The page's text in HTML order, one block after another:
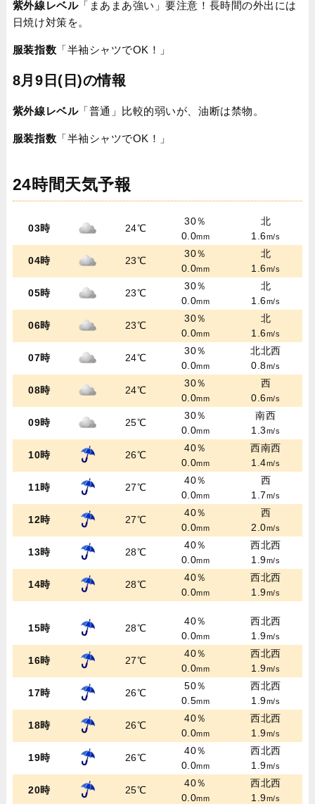
紫外線レベル「まあまあ強い」要注意！長時間の外出には
日焼け対策を。
服装指数 「半袖シャツでOK！」
8月9日(日)の情報
紫外線レベル「普通」比較的弱いが、油断は禁物。
服装指数 「半袖シャツでOK！」
24時間天気予報
03時 24℃
30％
0.0mm
北
1.6m/s
04時 23℃
30％
0.0mm
北
1.6m/s
05時 23℃
30％
0.0mm
北
1.6m/s
06時 23℃
30％
0.0mm
北
1.6m/s
07時 24℃
30％
0.0mm
北北西
0.8m/s
08時 24℃
30％
0.0mm
西
0.6m/s
09時 25℃
30％
0.0mm
南西
1.3m/s
10時 26℃
40％
0.0mm
西南西
1.4m/s
11時 27℃
40％
0.0mm
西
1.7m/s
12時 27℃
40％
0.0mm
西
2.0m/s
13時 28℃
40％
0.0mm
西北西
1.9m/s
14時 28℃
40％
0.0mm
西北西
1.9m/s
15時 28℃
40％
0.0mm
西北西
1.9m/s
16時 27℃
40％
0.0mm
西北西
1.9m/s
17時 26℃
50％
0.5mm
西北西
1.9m/s
18時 26℃
40％
0.0mm
西北西
1.9m/s
19時 26℃
40％
0.0mm
西北西
1.9m/s
20時 25℃
40％
0.0mm
西北西
1.9m/s